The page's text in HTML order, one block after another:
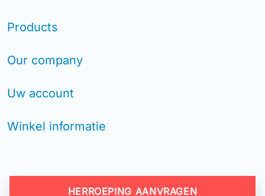
Products
Our company
Uw account
Winkel informatie
HERROEPING AANVRAGEN